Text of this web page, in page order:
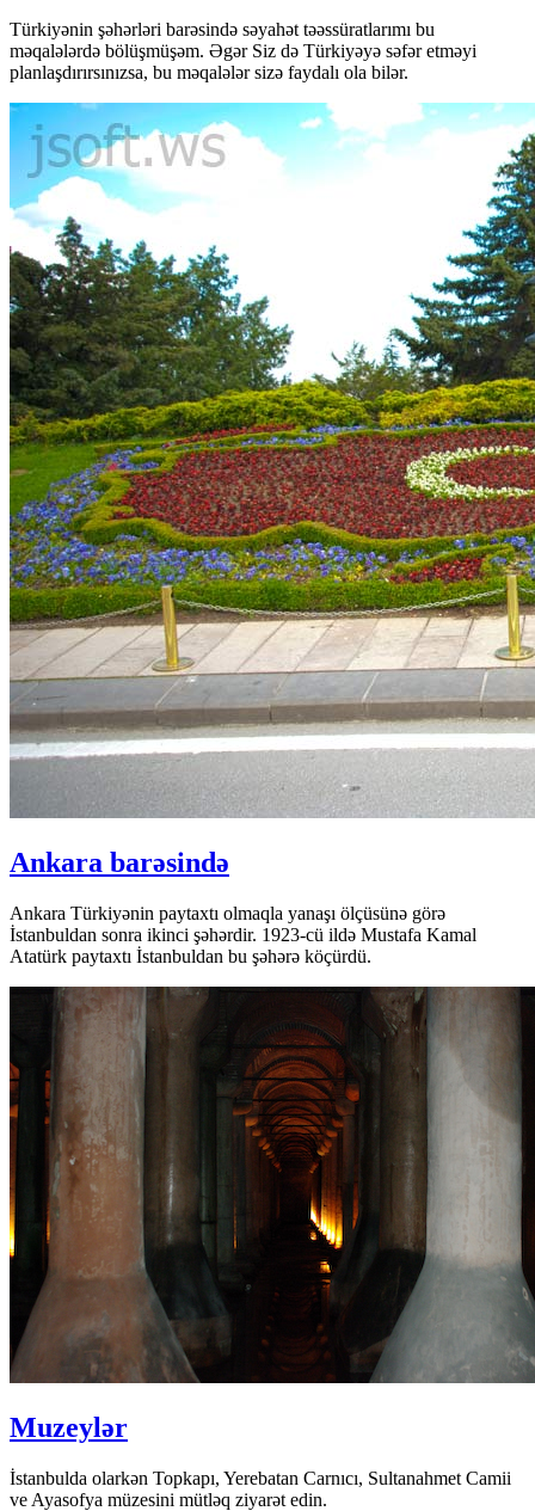
Türkiyənin şəhərləri barəsində səyahət təəssüratlarımı bu
məqalələrdə bölüşmüşəm. Əgər Siz də Türkiyəyə səfər etməyi
planlaşdırırsınızsa, bu məqalələr sizə faydalı ola bilər.
Ankara barəsində
Ankara Türkiyənin paytaxtı olmaqla yanaşı ölçüsünə görə
İstanbuldan sonra ikinci şəhərdir. 1923-cü ildə Mustafa Kamal
Atatürk paytaxtı İstanbuldan bu şəhərə köçürdü.
Muzeylər
İstanbulda olarkən Topkapı, Yerebatan Carnıcı, Sultanahmet Camii
ve Ayasofya müzesini mütləq ziyarət edin.